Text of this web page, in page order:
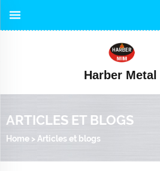
Harber Metal
ARTICLES ET BLOGS
Home > Articles et blogs